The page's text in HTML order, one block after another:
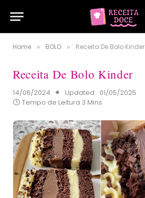
Home » BOLO » Receita De Bolo Kinder
Receita De Bolo Kinder
14/06/2024 Updated: 01/05/2025
Tempo de Leitura 3 Mins